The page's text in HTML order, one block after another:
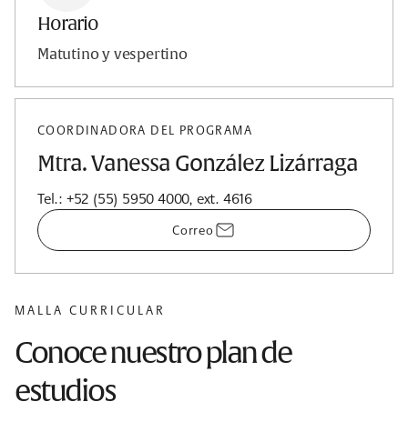
Horario
Matutino y vespertino
COORDINADORA DEL PROGRAMA
Mtra. Vanessa González Lizárraga
Tel.: +52 (55) 5950 4000, ext. 4616
Correo
MALLA CURRICULAR
Conoce nuestro plan de
estudios